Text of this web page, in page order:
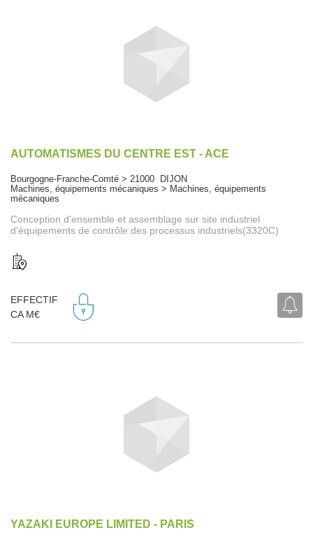
AUTOMATISMES DU CENTRE EST - ACE
Bourgogne-Franche-Comté > 21000 DIJON
Machines, équipements mécaniques > Machines, équipements
mécaniques
Conception d'ensemble et assemblage sur site industriel
d'équipements de contrôle des processus industriels(3320C)
EFFECTIF
CA M€
YAZAKI EUROPE LIMITED - PARIS